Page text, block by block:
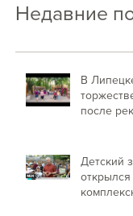
Недавние
В
после
Детский